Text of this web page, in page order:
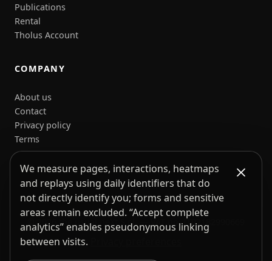
Publications
Rental
Tholus Account
COMPANY
About us
Contact
Privacy policy
Terms
© 2026 the usual neXt S.r.l. — VAT no. IT02182990669
We measure pages, interactions, heatmaps
and replays using daily identifiers that do
not directly identify you; forms and sensitive
areas remain excluded. “Accept complete
analytics” enables pseudonymous linking
between visits.